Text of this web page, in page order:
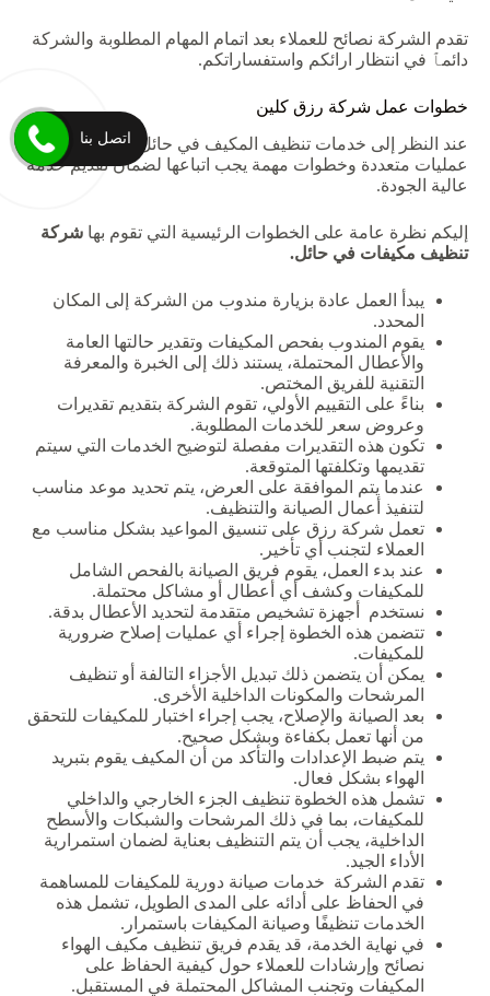
تقدم الشركة نصائح للعملاء بعد اتمام المهام المطلوبة والشركة
دائمٱ في انتظار ارائكم واستفساراتكم.
خطوات عمل شركة رزق كلين
عند النظر إلى خدمات تنظيف المكيف في حائل، يتضح أن هناك
عمليات متعددة وخطوات مهمة يجب اتباعها لضمان تقديم خدمة
عالية الجودة.
إليكم نظرة عامة على الخطوات الرئيسية التي تقوم بها شركة
تنظيف مكيفات في حائل.
يبدأ العمل عادة بزيارة مندوب من الشركة إلى المكان
المحدد.
يقوم المندوب بفحص المكيفات وتقدير حالتها العامة
والأعطال المحتملة، يستند ذلك إلى الخبرة والمعرفة
التقنية للفريق المختص.
بناءً على التقييم الأولي، تقوم الشركة بتقديم تقديرات
وعروض سعر للخدمات المطلوبة.
تكون هذه التقديرات مفصلة لتوضيح الخدمات التي سيتم
تقديمها وتكلفتها المتوقعة.
عندما يتم الموافقة على العرض، يتم تحديد موعد مناسب
لتنفيذ
أعمال الصيانة والتنظيف.
تعمل شركة رزق على تنسيق المواعيد بشكل مناسب مع
العملاء لتجنب أي تأخير .
عند بدء العمل، يقوم فريق الصيانة بالفحص الشامل
للمكيفات وكشف أي أعطال أو مشاكل محتملة.
نستخدم
أجهزة تشخيص متقدمة لتحديد الأعطال بدقة.
تتضمن هذه الخطوة إجراء أي عمليات إصلاح ضرورية
للمكيفات.
يمكن أن يتضمن ذلك تبديل الأجزاء التالفة أو تنظيف
المرشحات والمكونات الداخلية الأخرى.
بعد الصيانة والإصلاح، يجب إجراء اختبار للمكيفات للتحقق
من أنها تعمل بكفاءة وبشكل صحيح.
يتم ضبط الإعدادات والتأكد من أن المكيف يقوم بتبريد
الهواء بشكل فعال.
تشمل هذه الخطوة تنظيف الجزء الخارجي والداخلي
للمكيفات، بما في ذلك المرشحات والشبكات والأسطح
الداخلية، يجب أن يتم التنظيف بعناية لضمان استمرارية
الأداء الجيد.
تقدم الشركة خدمات صيانة دورية للمكيفات للمساهمة
في الحفاظ على أدائه على المدى الطويل، تشمل هذه
الخدمات تنظيفًا وصيانة المكيفات باستمرار .
في نهاية الخدمة، قد يقدم فريق تنظيف مكيف الهواء
نصائح وإرشادات للعملاء حول كيفية الحفاظ على
المكيفات وتجنب المشاكل المحتملة في المستقبل.
اتصل بنا